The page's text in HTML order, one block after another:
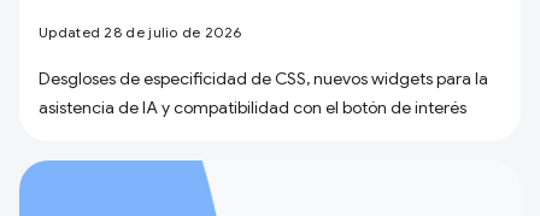
Updated 28 de julio de 2026
Desgloses de especificidad de CSS, nuevos widgets para la
asistencia de IA y compatibilidad con el botón de interés